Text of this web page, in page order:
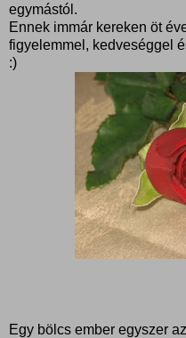
egymástól.
Ennek immár kereken öt
figyelemmel, kedveséggel
:)
Egy bölcs ember egyszer